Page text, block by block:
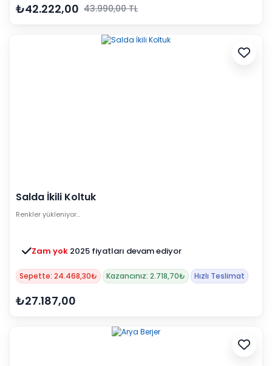
₺42.222,00 43.990,00 TL
Salda İkili Koltuk
Renkler yükleniyor…
Zam yok 2025 fiyatları devam ediyor
Sepette: 24.468,30₺ Kazancınız: 2.718,70₺ Hızlı Teslimat
₺27.187,00